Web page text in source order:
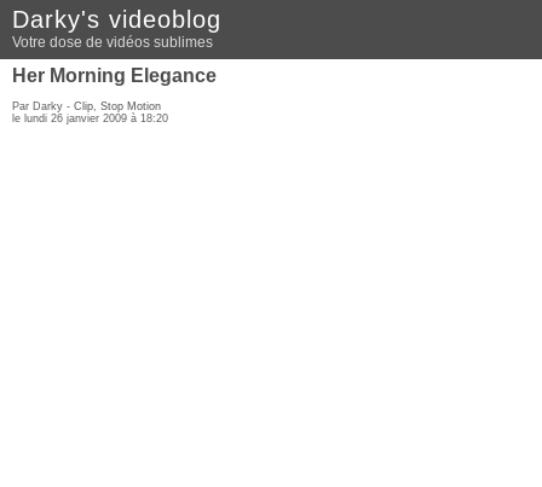
Darky's videoblog
Votre dose de vidéos sublimes
Her Morning Elegance
Par Darky - Clip, Stop Motion
le lundi 26 janvier 2009 à 18:20